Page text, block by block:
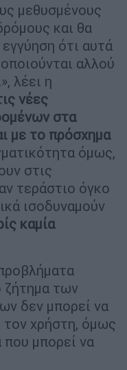
μεθυσμένους
και θα
ότι αυτά
αλλού
λέει η
νέες
στα
με το πρόσχημα
όμως,
στις
τεράστιο όγκο
ισοδυναμούν
καμία
ζήτημα των
δεν μπορεί να
τον χρήστη, όμως
μπορεί να